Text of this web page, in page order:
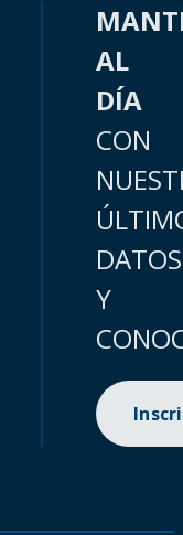
AL
DÍA
CON
DATOS
Y